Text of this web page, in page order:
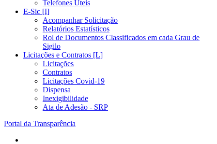
Telefones Úteis
E-Sic [I]
Acompanhar Solicitação
Relatórios Estatísticos
Rol de Documentos Classificados em cada Grau de
Sigilo
Licitações e Contratos [L]
Licitações
Contratos
Licitações Covid-19
Dispensa
Inexigibilidade
Ata de Adesão - SRP
Portal da Transparência